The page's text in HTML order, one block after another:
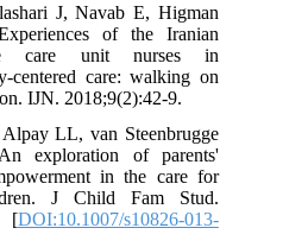
3. Ghorbani F, Mirlashari J, Navab
W, Valizadeh S. Experiences of
neonatal intensive care unit
implementing family-centered care:
an insecure foundation. IJN.
4. van der Pal SM, Alpay LL, van
GJ, Detmar SB. An exploration of
experiences and empowerment in
preterm born children. J Child
2014;23(6):1081-9. [DOI:10.1007/